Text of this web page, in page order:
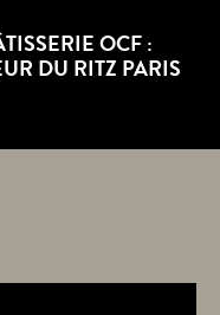
OCF :
DU RITZ PARIS